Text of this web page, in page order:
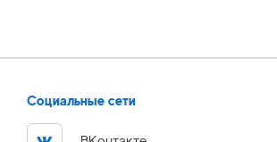
Социальные сети